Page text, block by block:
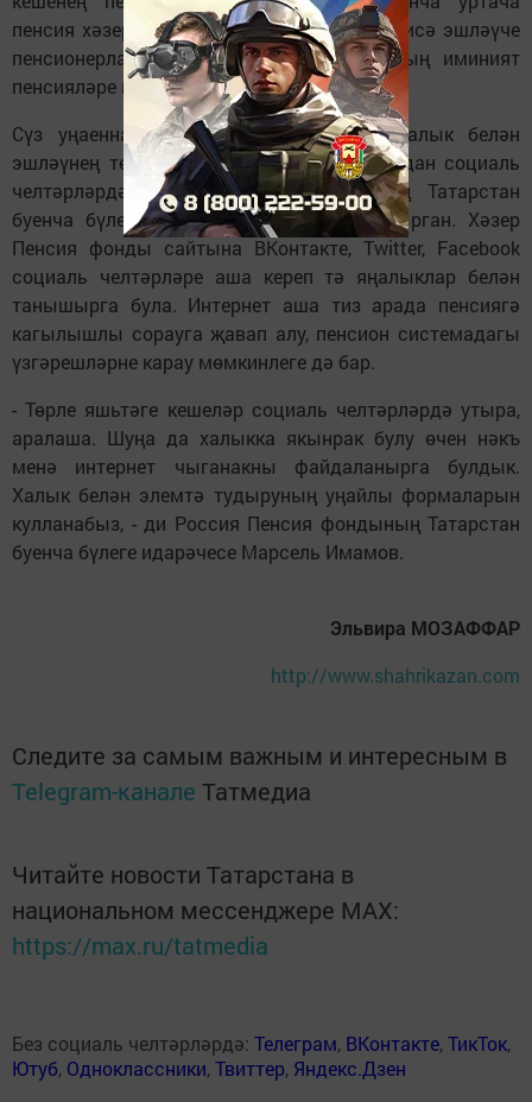
пенсия хәзер 12 300 сум булды. Августта исә эшләүче
пенсионерларны да яңалык көтә, аларның иминият
пенсияләре индексацияләнәчәк.
Сүз уңаеннан, Россия Пенсия фонды халык белән
эшләүнең төрле юлларын эзли, шул уңайдан социаль
челтәрләрдә Россия Пенсия фондының Татарстан
буенча бүлеге үз интернет-блогын булдырган. Хәзер
Пенсия фонды сайтына ВКонтакте, Twitter, Facebook
социаль челтәрләре аша кереп тә яңалыклар белән
танышырга була. Интернет аша тиз арада пенсиягә
кагылышлы сорауга җавап алу, пенсион системадагы
үзгәрешләрне карау мөмкинлеге дә бар.
- Төрле яшьтәге кешеләр социаль челтәрләрдә утыра,
аралаша. Шуңа да халыкка якынрак булу өчен нәкъ
менә интернет чыганакны файдаланырга булдык.
Халык белән элемтә тудыруның уңайлы формаларын
кулланабыз, - ди Россия ­Пенсия фондының Татарстан
буенча бүлеге идарәчесе Марсель Имамов.
Эльвира МОЗАФФАР
http://www.shahrikazan.com
Следите за самым важным и интересным в
Telegram-канале Татмедиа
Читайте новости Татарстана в
национальном мессенджере MАХ:
https://max.ru/tatmedia
Без социаль челтәрләрдә: Телеграм, ВКонтакте,ТикТок,
Ютуб, Одноклассники,Твиттер, Яндекс.Дзен